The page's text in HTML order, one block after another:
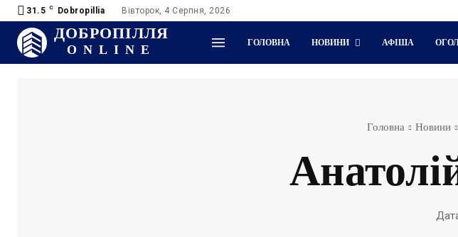
31.5 C Dobropillia Вівторок, 4 Серпня, 2026
ДОБРОПІЛЛЯ
ONLINE ГОЛОВНА НОВИНИ АФІША
Головна Новини